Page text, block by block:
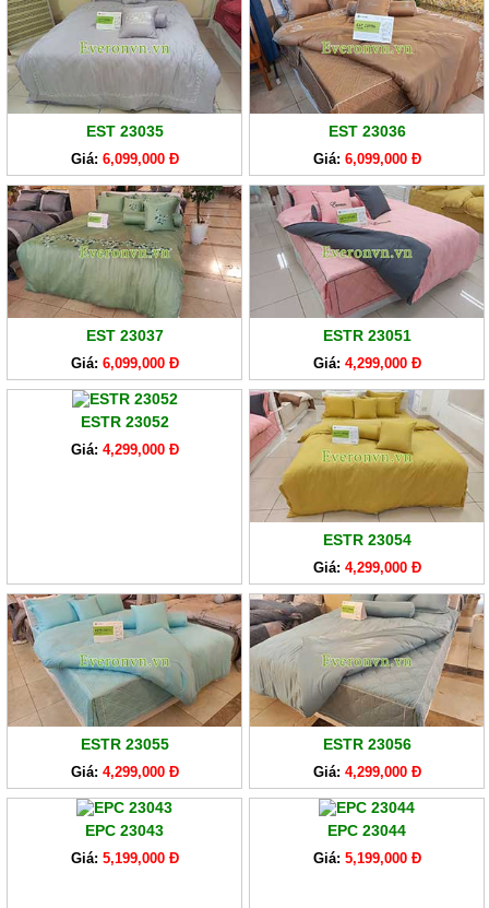
EST 23035
Giá: 6,099,000 Đ
EST 23036
Giá: 6,099,000 Đ
EST 23037
Giá: 6,099,000 Đ
ESTR 23051
Giá: 4,299,000 Đ
ESTR 23052
Giá: 4,299,000 Đ
ESTR 23054
Giá: 4,299,000 Đ
ESTR 23055
Giá: 4,299,000 Đ
ESTR 23056
Giá: 4,299,000 Đ
EPC 23043
Giá: 5,199,000 Đ
EPC 23044
Giá: 5,199,000 Đ